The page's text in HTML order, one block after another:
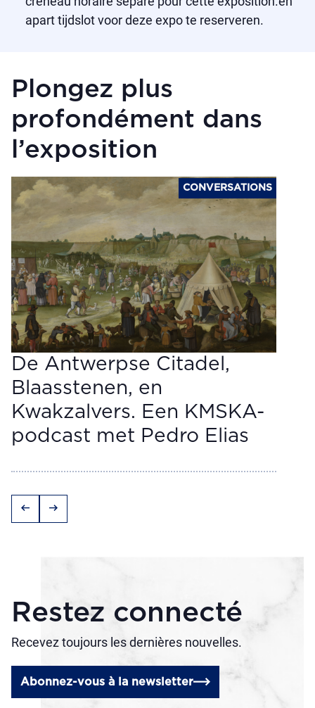
apart tijdslot voor deze expo te reserveren.
Plongez plus
profondément dans
l’exposition
CONVERSATIONS
De Antwerpse Citadel,
Blaasstenen, en
Kwakzalvers. Een KMSKA-
podcast met Pedro Elias
arrow_left_alt arrow_right_alt
Restez connecté
Recevez toujours les dernières nouvelles.
Abonnez-vous à la newsletter